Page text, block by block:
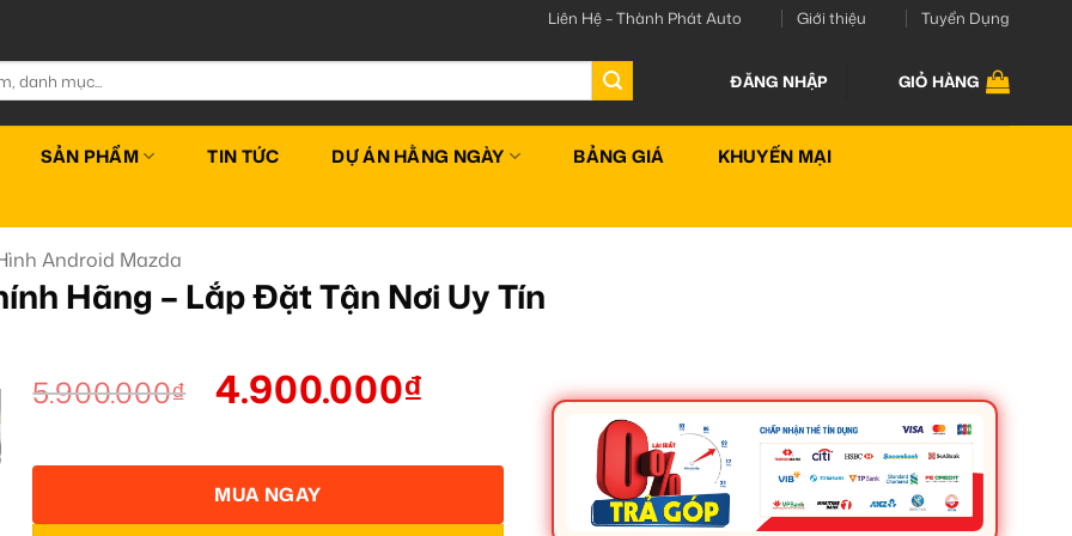
Liên Hệ – Thành Phát Auto Giới thiệu Tuyển Dụng
ĐĂNG NHẬP GIỎ HÀNG
SẢN PHẨM TIN TỨC DỰ ÁN HẰNG NGÀY BẢNG GIÁ KHUYẾN MẠI
Android Mazda
Hãng – Lắp Đặt Tận Nơi Uy Tín
5.900.000₫ 4.900.000₫
MUA NGAY